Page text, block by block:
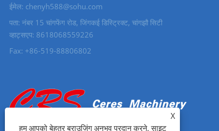
ईमेल: chenyh588@sohu.com
पता: नंबर 15 चांगफेंग रोड, जिंगकई डिस्ट्रिक्ट, चांगझौ सिटी
व्हाट्सएप: 8618068559226
Fax: +86-519-88806802
X
हम आपको बेहतर ब्राउज़िंग अनुभव प्रदान करने, साइट